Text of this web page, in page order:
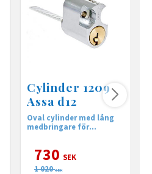
Cylinder 1209
Assa d12
Oval cylinder med lång
medbringare för
730 SEK
1 020 SEK